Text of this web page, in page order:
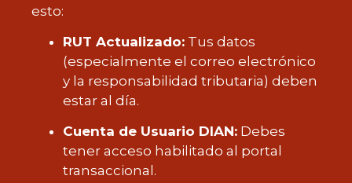
esto:
RUT Actualizado: Tus datos
(especialmente el correo electrónico
y la responsabilidad tributaria) deben
estar al día.
Cuenta de Usuario DIAN: Debes
tener acceso habilitado al portal
transaccional.